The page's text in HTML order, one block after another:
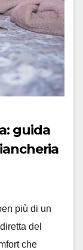
guida
più di un
del
che